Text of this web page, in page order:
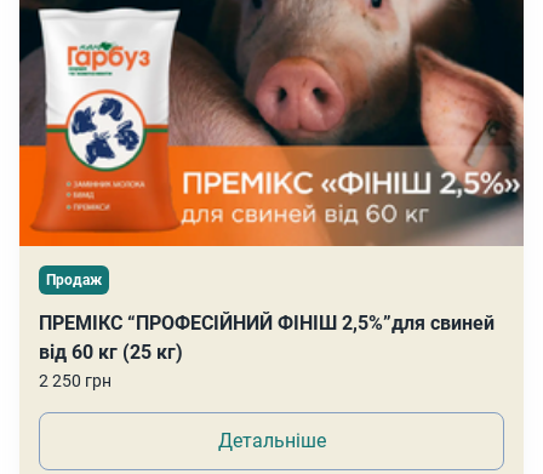
Продаж
ПРЕМІКС “ПРОФЕСІЙНИЙ ФІНІШ 2,5%”для свиней
від 60 кг (25 кг)
2 250 грн
Детальніше